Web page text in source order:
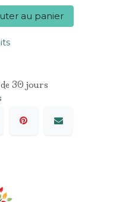
au panier
30 jours